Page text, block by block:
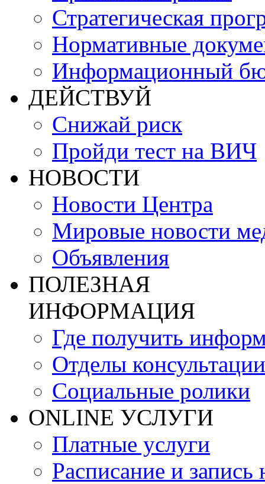
Стратегическая
Нормативные
Информационный
ДЕЙСТВУЙ
Снижай риск
Пройди тест на ВИЧ
НОВОСТИ
Новости Центра
Мировые новости
Объявления
ПОЛЕЗНАЯ
ИНФОРМАЦИЯ
Где получить
Отделы консультации
Социальные ролики
ONLINE УСЛУГИ
Платные услуги
Расписание и запись